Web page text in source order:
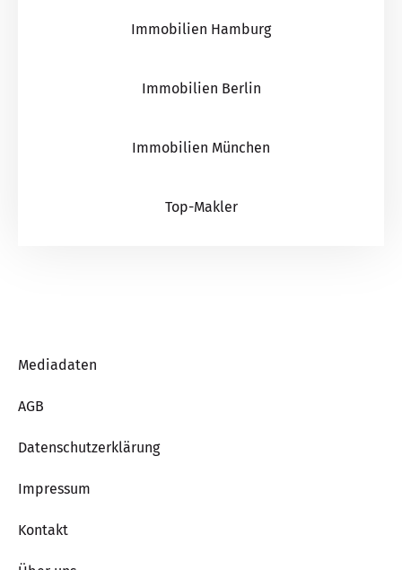
Immobilien Hamburg
Immobilien Berlin
Immobilien München
Top-Makler
Mediadaten
AGB
Datenschutzerklärung
Impressum
Kontakt